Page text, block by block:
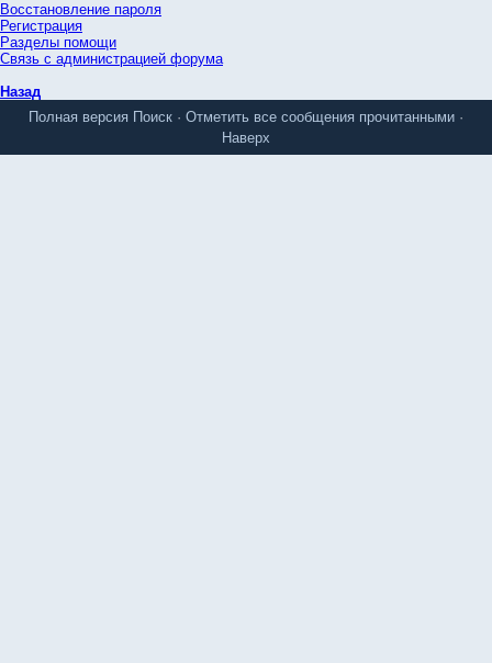
Восстановление пароля
Регистрация
Разделы помощи
Связь с администрацией форума
Назад
Полная версия Поиск · Отметить все сообщения прочитанными ·
Наверх